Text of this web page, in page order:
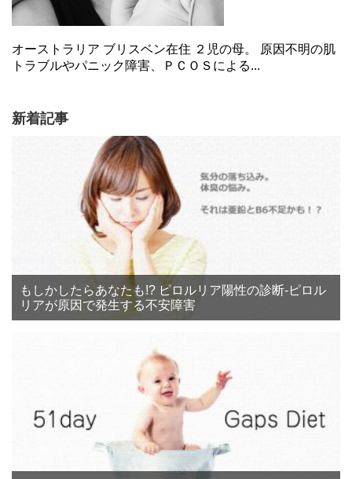
オーストラリア ブリスベン在住 ２児の母。 原因不明の肌
トラブルやパニック障害、ＰＣＯＳによる...
新着記事
もしかしたらあなたも!? ピロルリア陽性の診断‐ピロル
リアが原因で発生する不安障害